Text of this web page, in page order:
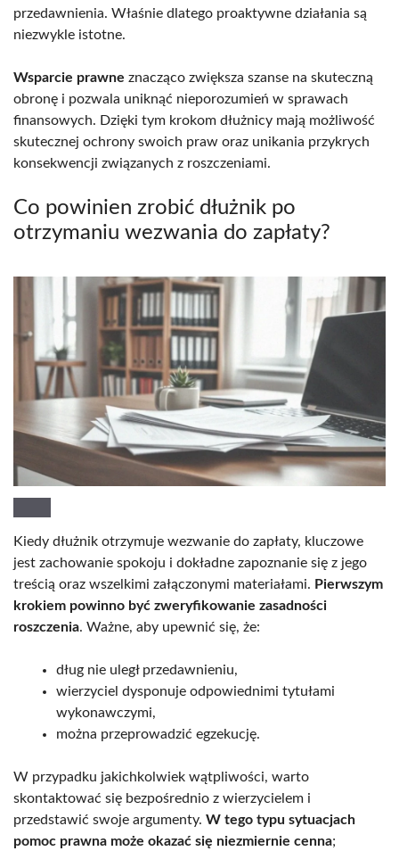
przedawnienia. Właśnie dlatego proaktywne działania są
niezwykle istotne.
Wsparcie prawne znacząco zwiększa szanse na skuteczną
obronę i pozwala uniknąć nieporozumień w sprawach
finansowych. Dzięki tym krokom dłużnicy mają możliwość
skutecznej ochrony swoich praw oraz unikania przykrych
konsekwencji związanych z roszczeniami.
Co powinien zrobić dłużnik po
otrzymaniu wezwania do zapłaty?
Kiedy dłużnik otrzymuje wezwanie do zapłaty, kluczowe
jest zachowanie spokoju i dokładne zapoznanie się z jego
treścią oraz wszelkimi załączonymi materiałami. Pierwszym
krokiem powinno być zweryfikowanie zasadności
roszczenia. Ważne, aby upewnić się, że:
dług nie uległ przedawnieniu,
wierzyciel dysponuje odpowiednimi tytułami
wykonawczymi,
można przeprowadzić egzekucję.
W przypadku jakichkolwiek wątpliwości, warto
skontaktować się bezpośrednio z wierzycielem i
przedstawić swoje argumenty. W tego typu sytuacjach
pomoc prawna może okazać się niezmiernie cenna;